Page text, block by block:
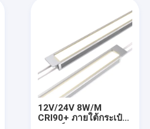
12V/24V 8W/M
CRI90+ ภายใต้กระเป๋า